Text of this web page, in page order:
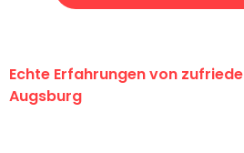
Echte Erfahrungen von
Augsburg